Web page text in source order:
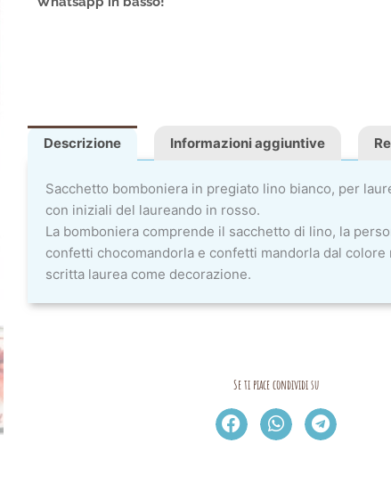
Descrizione Informazioni aggiuntive
Sacchetto bomboniera in pregiato lino bianco, per
con iniziali del laureando in rosso.
La bomboniera comprende il sacchetto di lino, la
confetti chocomandorla e confetti mandorla dal colore
scritta laurea come decorazione.
Se ti piace condividi su